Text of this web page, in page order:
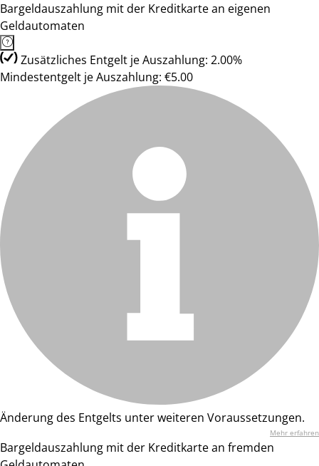
Bargeldauszahlung mit der Kreditkarte an eigenen
Geldautomaten
Zusätzliches Entgelt je Auszahlung: 2.00%
Mindestentgelt je Auszahlung: €5.00
Änderung des Entgelts unter weiteren Voraussetzungen.
Mehr erfahren
Bargeldauszahlung mit der Kreditkarte an fremden